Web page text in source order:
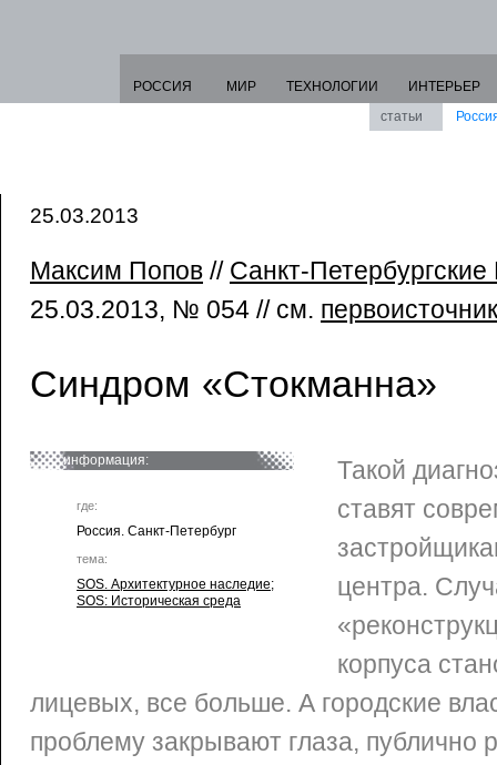
РОССИЯ МИР ТЕХНОЛОГИИ
ИНТЕРЬЕР
статьи
25.03.2013
Максим Попов // Санкт-
25.03.2013, № 054 // см. первоисточник
Синдром «Стокманна»
информация:
где:
Россия. Санкт-Петербург
тема:
SOS. Архитектурное наследие;
SOS: Историческая среда
Такой
ставят
центра.
корпуса
лицевых, все больше. А городские
проблему закрывают глаза, публично